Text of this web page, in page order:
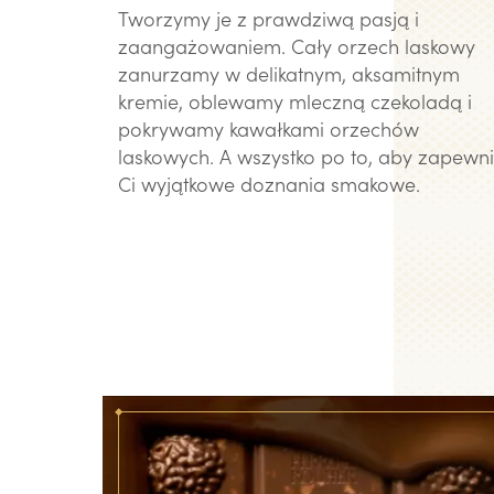
Tworzymy je z prawdziwą pasją i
zaangażowaniem. Cały orzech laskowy
zanurzamy w delikatnym, aksamitnym
kremie, oblewamy mleczną czekoladą i
pokrywamy kawałkami orzechów
laskowych. A wszystko po to, aby
Ci wyjątkowe doznania smakowe.